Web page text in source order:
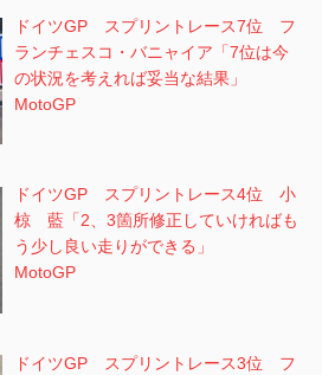
ドイツGP スプリントレース7位 フ
ランチェスコ・バニャイア「7位は今
の状況を考えれば妥当な結果」
MotoGP
ドイツGP スプリントレース4位 小
椋 藍「2、3箇所修正していければも
う少し良い走りができる」
MotoGP
ドイツGP スプリントレース3位 フ